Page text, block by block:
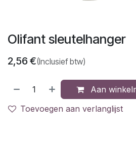
Olifant sleutelhanger
2,56 €(Inclusief btw)
Aan
Toevoegen aan verlanglijst